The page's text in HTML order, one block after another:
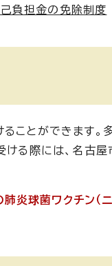
負担金の免除制度
ことができます。
ける際には、名古
肺炎球菌ワクチン